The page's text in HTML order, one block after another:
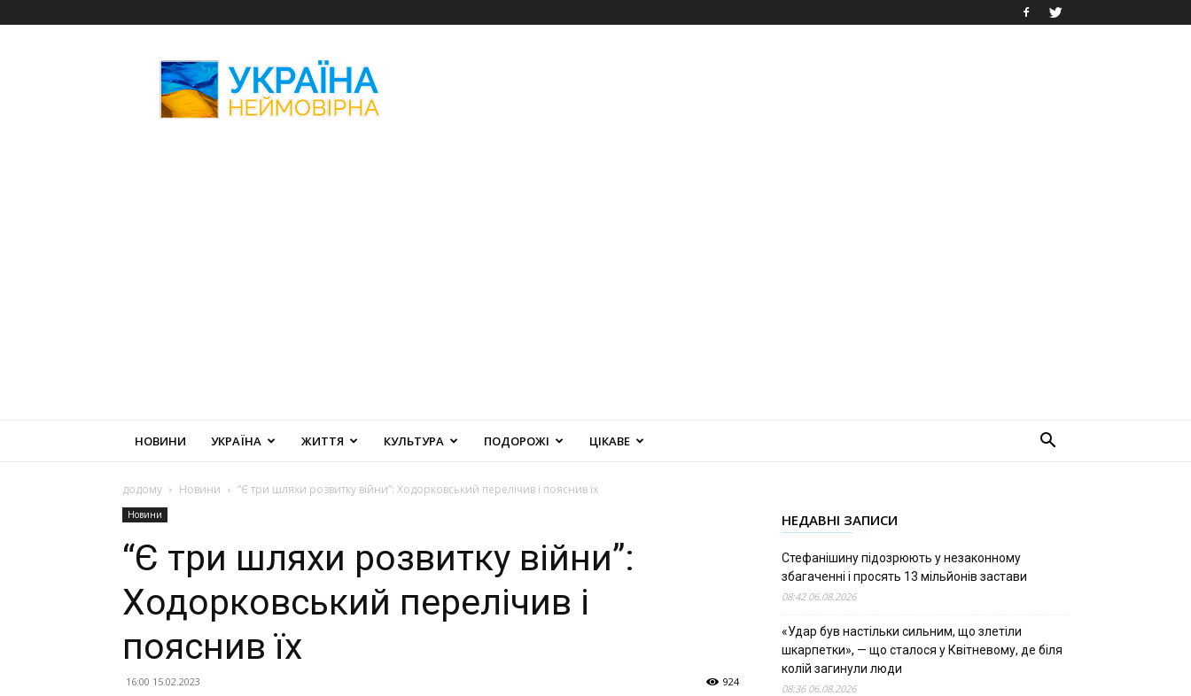
Неймовірна
НОВИНИ УКРАЇНА ЖИТТЯ КУЛЬТУРА ПОДОРОЖІ ЦІКАВЕ
додому Новини “Є три шляхи розвитку війни”: Ходорковський перелічив і пояснив їх
Новини
“Є три шляхи розвитку війни”:
Ходорковський перелічив і
пояснив їх
16:00 15.02.2023 924
НЕДАВНІ ЗАПИСИ
Стефанішину підозрюють у незаконному
збагаченні і просять 13 мільйонів застави
08:42 06.08.2026
«Удар був настільки сильним, що злетіли
шкарпетки», — що сталося у Квітневому, де біля
колій загинули люди
08:36 06.08.2026